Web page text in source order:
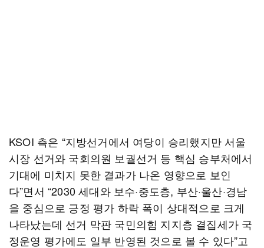
KSOI 측은 “지방선거에서 여당이 승리했지만 서울
시장 선거와 국회의원 보궐선거 등 핵심 승부처에서
기대에 미치지 못한 결과가 나온 영향으로 보인
다”면서 “2030 세대와 보수·중도층, 부산·울산·경남
을 중심으로 긍정 평가 하락 폭이 상대적으로 크게
나타났는데 선거 막판 국민의힘 지지층 결집세가 국
정운영 평가에도 일부 반영된 것으로 볼 수 있다”고